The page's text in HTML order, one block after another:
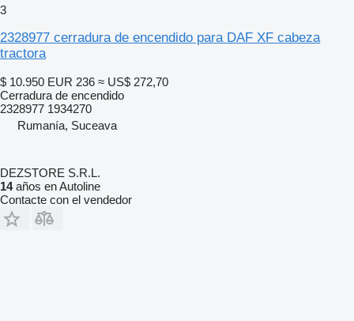
3
2328977 cerradura de encendido para DAF XF cabeza
tractora
$ 10.950 EUR 236 ≈ US$ 272,70
Cerradura de encendido
2328977 1934270
Rumanía, Suceava
DEZSTORE S.R.L.
14años en Autoline
Contacte con el vendedor